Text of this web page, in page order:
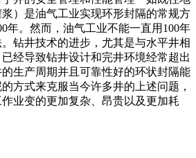
）是油气工业实现环形封隔的常规方
年。然而，油气工业不能一直用100年
钻井技术的进步，尤其是与水平井相
经导致钻井设计和完井环境经常超出
生产周期并且可靠性好的环状封隔能
方式来克服当今许多井的上述问题，
业变的更加复杂、昂贵以及更加耗